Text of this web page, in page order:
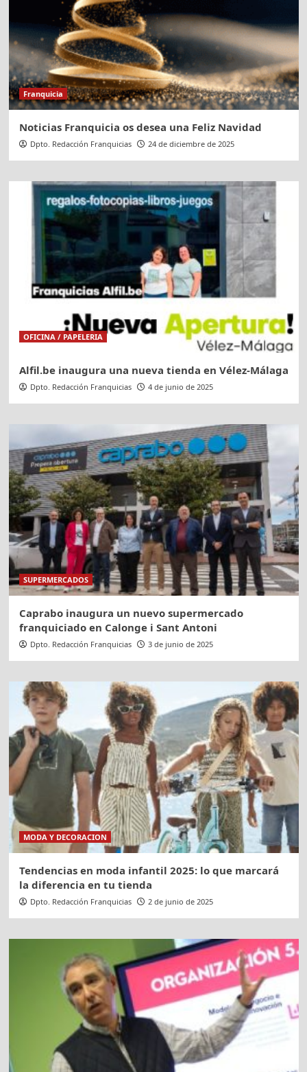
Franquicia
Noticias Franquicia os desea una Feliz Navidad
Dpto. Redacción Franquicias 24 de diciembre de 2025
OFICINA / PAPELERIA
Alfil.be inaugura una nueva tienda en Vélez-Málaga
Dpto. Redacción Franquicias 4 de junio de 2025
SUPERMERCADOS
Caprabo inaugura un nuevo supermercado
franquiciado en Calonge i Sant Antoni
Dpto. Redacción Franquicias 3 de junio de 2025
MODA Y DECORACION
Tendencias en moda infantil 2025: lo que marcará
la diferencia en tu tienda
Dpto. Redacción Franquicias 2 de junio de 2025